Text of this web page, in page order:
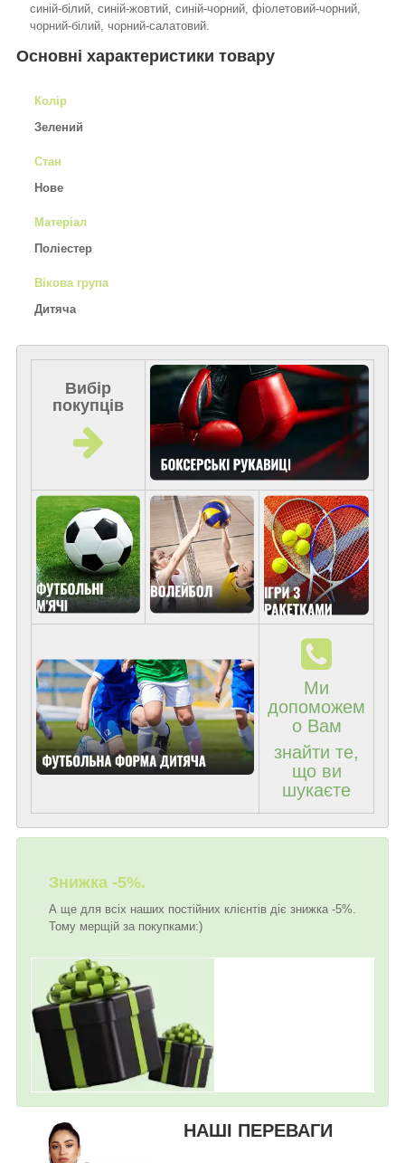
синій-білий, синій-жовтий, синій-чорний, фіолетовий-чорний,
чорний-білий, чорний-салатовий.
Основні характеристики товару
Колір
Зелений
Стан
Нове
Матеріал
Поліестер
Вікова група
Дитяча
Вибір
покупців
Ми
допоможем
о Вам
знайти те,
що ви
шукаєте
Знижка -5%.
А ще для всіх наших постійних клієнтів діє знижка -5%.
Тому мерщій за покупками:)
НАШІ ПЕРЕВАГИ